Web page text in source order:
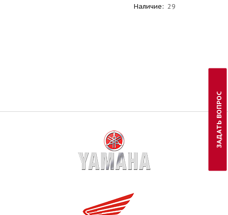
Наличие: 29
ЗАДАТЬ ВОПРОС